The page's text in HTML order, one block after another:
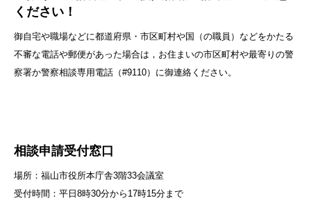
ください！
御自宅や職場などに都道府県・市区町村や国（の職員）などをかたる
不審な電話や郵便があった場合は，お住まいの市区町村や最寄りの警
察署か警察相談専用電話（#9110）に御連絡ください。
相談申請受付窓口
場所：福山市役所本庁舎3階33会議室
受付時間：平日8時30分から17時15分まで